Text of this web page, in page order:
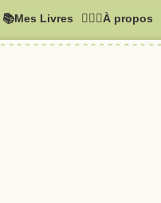
📚Mes Livres 🧚🏻‍♂️À propos